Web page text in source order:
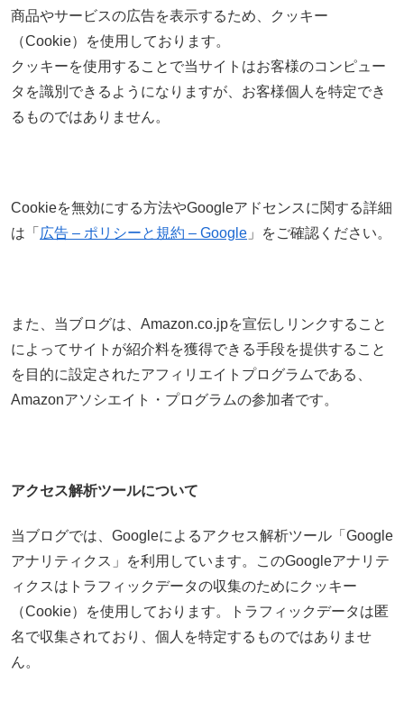
商品やサービスの広告を表示するため、クッキー
（Cookie）を使用しております。
クッキーを使用することで当サイトはお客様のコンピュー
タを識別できるようになりますが、お客様個人を特定でき
るものではありません。
Cookieを無効にする方法やGoogleアドセンスに関する詳細
は「 広告 – ポリシーと規約 – Google 」をご確認ください。
また、当ブログは、Amazon.co.jpを宣伝しリンクすること
によってサイトが紹介料を獲得できる手段を提供すること
を目的に設定されたアフィリエイトプログラムである、
Amazonアソシエイト・プログラムの参加者です。
アクセス解析ツールについて
当ブログでは、Googleによるアクセス解析ツール「Google
アナリティクス」を利用しています。このGoogleアナリテ
ィクスはトラフィックデータの収集のためにクッキー
（Cookie）を使用しております。トラフィックデータは匿
名で収集されており、個人を特定するものではありませ
ん。